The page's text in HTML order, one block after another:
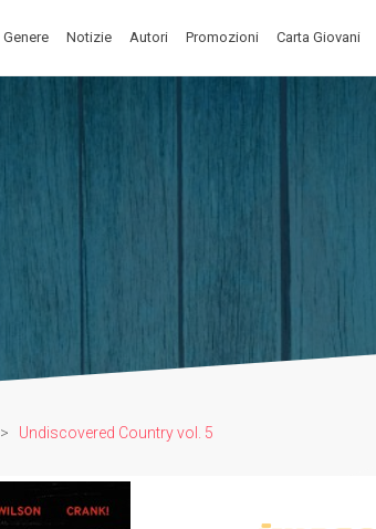
Genere Notizie Autori Promozioni Carta Giovani
> Undiscovered Country vol. 5